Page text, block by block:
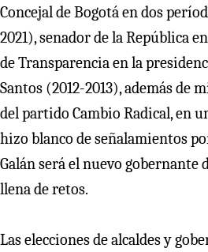
Concejal de Bogotá en dos
2021), senador de la República
de Transparencia en la
Santos (2012-2013), además de
del partido Cambio Radical, en
hizo blanco de señalamientos
Galán será el nuevo
llena de retos.
Las elecciones de alcaldes y